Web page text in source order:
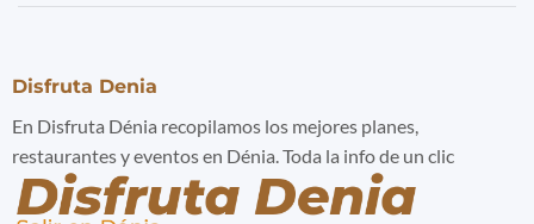
Disfruta Denia
En Disfruta Dénia recopilamos los mejores planes,
restaurantes y eventos en Dénia. Toda la info de un clic